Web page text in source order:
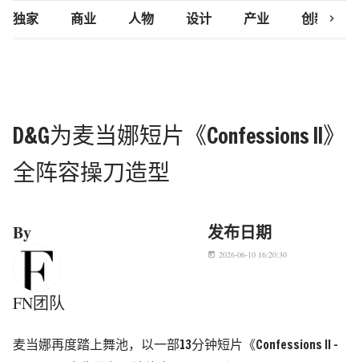
独家 商业 人物 设计 产业 创新研究
chevron_right
D&G为麦当娜短片《Confessions II》
全阵容操刀造型
By
FN团队
发布日期
today 2026-06-10 16:20:30
麦当娜再度踏上舞池，以一部13分钟短片《Confessions II -